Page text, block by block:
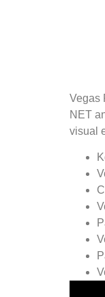
Vegas
NET
visual